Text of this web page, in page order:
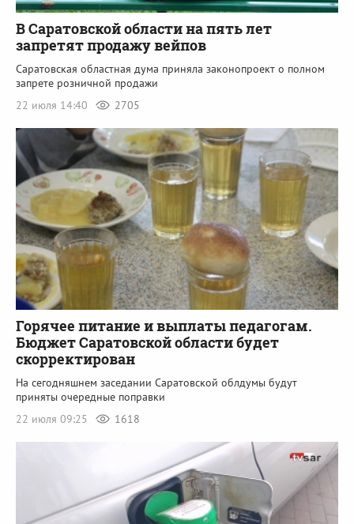
В Саратовской области на пять лет
запретят продажу вейпов
Саратовская областная дума приняла законопроект о полном
запрете розничной продажи
22 июля 14:40
2705
Горячее питание и выплаты педагогам.
Бюджет Саратовской области будет
скорректирован
На сегодняшнем заседании Саратовской облдумы будут
приняты очередные поправки
22 июля 09:25
1618